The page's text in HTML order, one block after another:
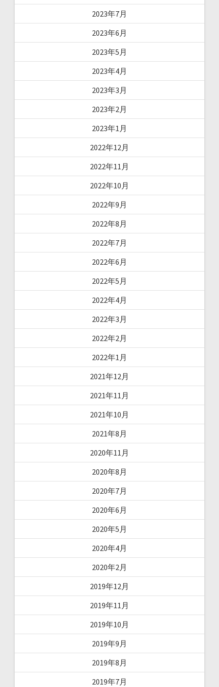
2023年7月
2023年6月
2023年5月
2023年4月
2023年3月
2023年2月
2023年1月
2022年12月
2022年11月
2022年10月
2022年9月
2022年8月
2022年7月
2022年6月
2022年5月
2022年4月
2022年3月
2022年2月
2022年1月
2021年12月
2021年11月
2021年10月
2021年8月
2020年11月
2020年8月
2020年7月
2020年6月
2020年5月
2020年4月
2020年2月
2019年12月
2019年11月
2019年10月
2019年9月
2019年8月
2019年7月